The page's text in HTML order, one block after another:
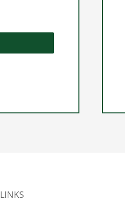
LINKS